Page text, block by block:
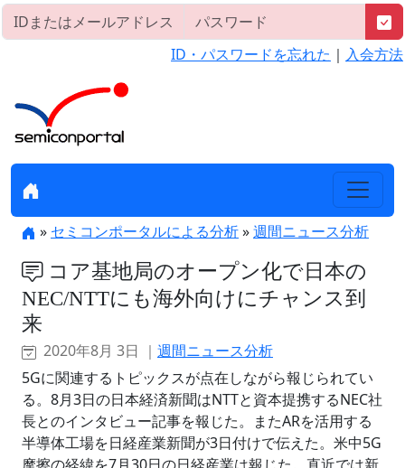
ID・パスワードを忘れた ｜ 入会方法
» セミコンポータルによる分析»週間ニュース分析
コア基地局のオープン化で日本の
NEC/NTTにも海外向けにチャンス到
来
2020年8月 3日 ｜ 週間ニュース分析
5Gに関連するトピックスが点在しながら報じられてい
る。8月3日の日本経済新聞はNTTと資本提携するNEC社
長とのインタビュー記事を報じた。またARを活用する
半導体工場を日経産業新聞が3日付けで伝えた。米中5G